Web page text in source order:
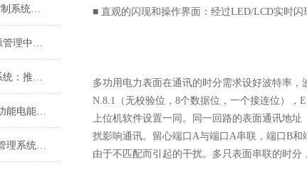
SmartPM1100能耗管理控制系统：能源优化的智能利器
能耗监测系统是现代能源管理中不可少的工具
YDS9100能源集中抄表系统：推动能源管理智能化与高效化
PDM-801DL-C导轨式多功能电能表-产品概述
Smatrpe校园水电气能源管理系统介绍
■ 直观的闪现和操作界面：经过LED/LCD实时闪
多功用电力表面在通讯的时分需求设好波特率，
N.8.1（无校验位，8个数据位，一个接连位），
上位机软件设置一同。同一回路的表面通讯地址
扰影响通讯。留心端口A与端口A串联，端口B
由于不匹配而引起的干扰。多只表面串联的时分